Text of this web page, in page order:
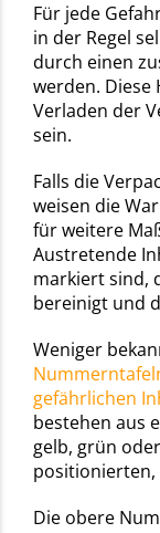
Für jede
in der Regel
durch einen
werden. Diese
Verladen der
sein.
Falls die
weisen die
für weitere
Austretende
markiert sind,
bereinigt und
Weniger
gefährlichen
bestehen aus
gelb, grün
Die obere